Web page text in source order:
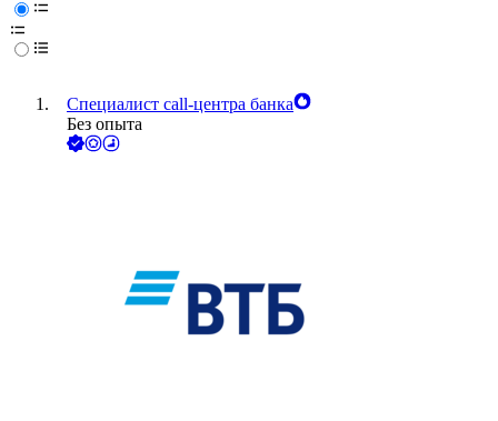
Специалист call-центра банка
Без опыта